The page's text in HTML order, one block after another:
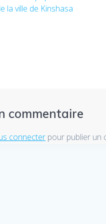
la ville de Kinshasa
commentaire
connecter pour publier un